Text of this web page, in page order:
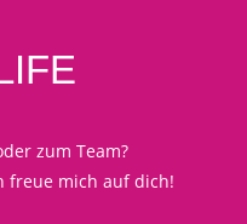
zum Team?
freue mich auf dich!